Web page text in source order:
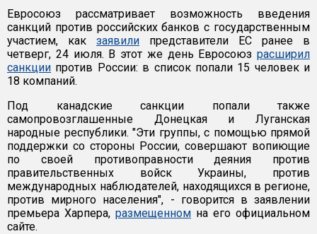
Евросоюз рассматривает возможность введения
санкций против российских банков с государственным
участием, как заявили представители ЕС ранее в
четверг, 24 июля. В этот же день Евросоюз расширил
санкции против России: в список попали 15 человек и
18 компаний.
Под канадские санкции попали также
самопровозглашенные Донецкая и Луганская
народные республики. "Эти группы, с помощью прямой
поддержки со стороны России, совершают вопиющие
по своей противоправности деяния против
правительственных войск Украины, против
международных наблюдателей, находящихся в регионе,
против мирного населения", - говорится в заявлении
премьера Харпера, размещенном на его официальном
сайте.